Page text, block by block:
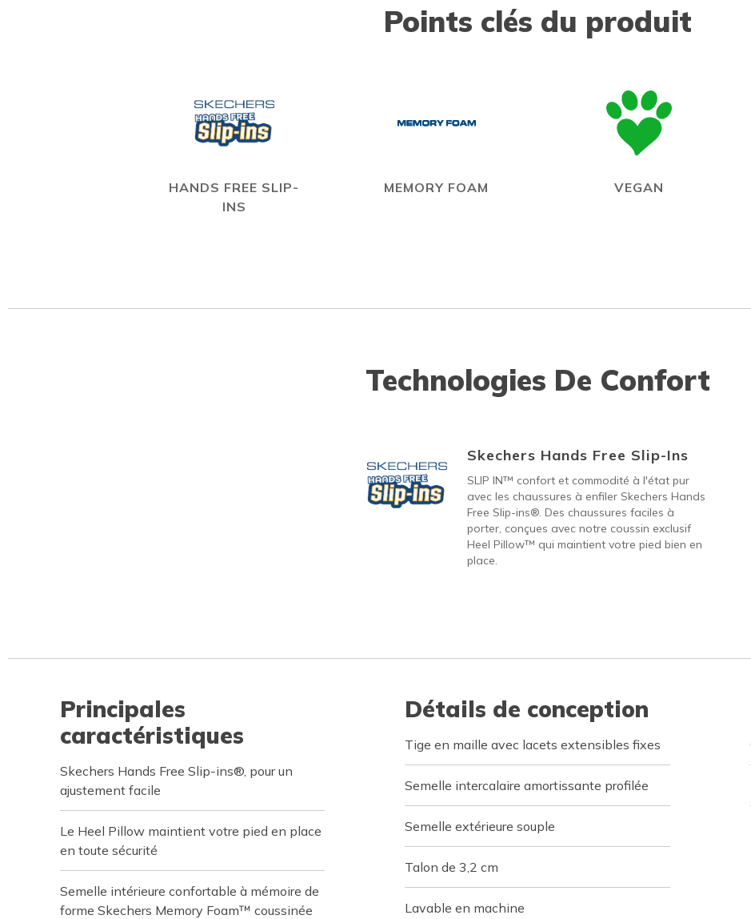
Points clés du produit
HANDS FREE SLIP-
INS
MEMORY FOAM VEGAN
Technologies De Confort
Skechers Hands Free Slip-Ins
SLIP IN™ confort et commodité à l'état pur
avec les chaussures à enfiler Skechers Hands
Free Slip-ins®. Des chaussures faciles à
porter, conçues avec notre coussin exclusif
Heel Pillow™ qui maintient votre pied bien en
place.
Principales
caractéristiques
Skechers Hands Free Slip-ins®, pour un
ajustement facile
Le Heel Pillow maintient votre pied en place
en toute sécurité
Semelle intérieure confortable à mémoire de
forme Skechers Memory Foam™ coussinée
Détails de conception
Tige en maille avec lacets extensibles fixes
Semelle intercalaire amortissante profilée
Semelle extérieure souple
Talon de 3,2 cm
Lavable en machine